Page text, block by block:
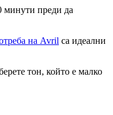
минути преди да
на Avril са идеални
тон, който е малко